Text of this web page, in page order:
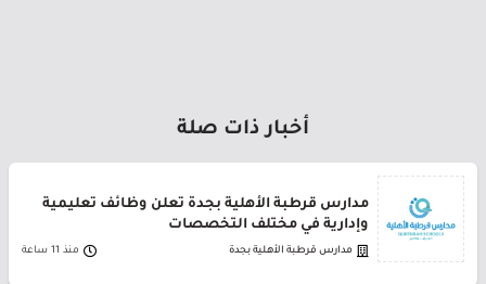
أخبار ذات صلة
مدارس قرطبة الأهلية بجدة تعلن وظائف تعليمية
وإدارية في مختلف التخصصات
مدارس قرطبة الأهلية بجدة منذ 11 ساعة